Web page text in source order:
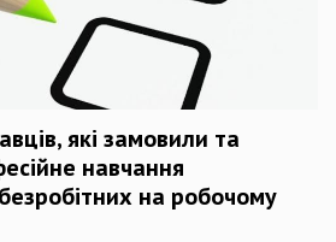
які замовили та
навчання
на робочому